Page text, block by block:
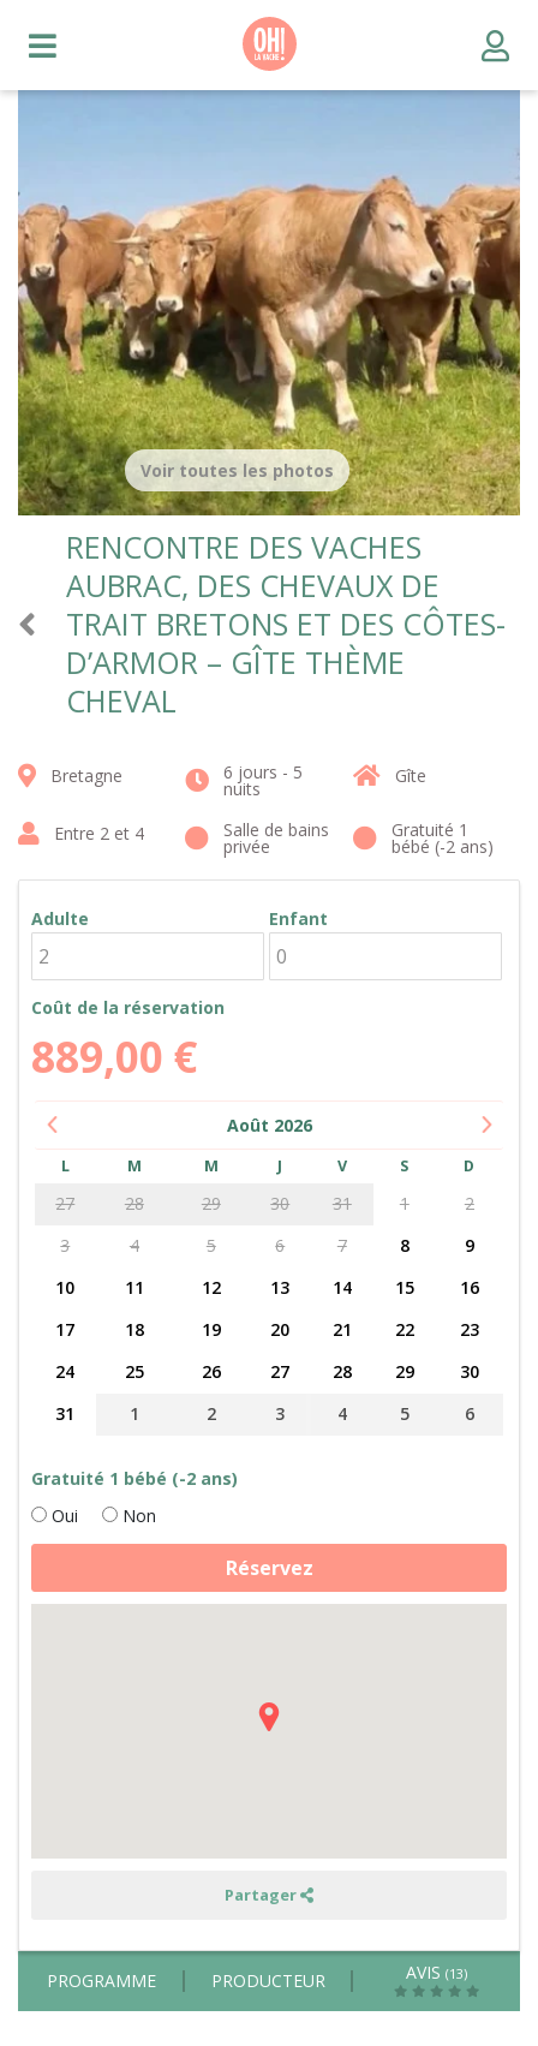
RENCONTRE DES VACHES
AUBRAC, DES CHEVAUX DE
TRAIT BRETONS ET DES CÔTES-
D’ARMOR – GÎTE THÈME
CHEVAL
Voir toutes les photos
Bretagne 6 jours - 5
nuits
Gîte
Entre 2 et 4 Salle de bains
privée
Gratuité 1
bébé (-2 ans)
PROGRAMME PRODUCTEUR AVIS (13)
Adulte Enfant
Coût de la réservation
889,00 €
Août 2026
L M M J V S D
27 28 29 30 31 1
2
3
4 5 6 7 8
9
10
11 12 13 14 15
16
17
18 19 20 21 22
23
24
25 26 27 28 29
30
31
1 2 3 4 5 6
Gratuité 1 bébé (-2 ans)
Oui
Non
quantité
Rencontre
des
cheval
Réservez
Partager